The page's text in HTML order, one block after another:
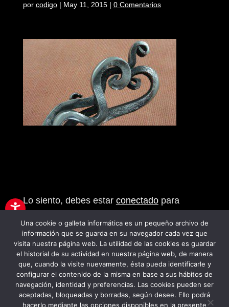
por codigo| May 11, 2015| 0 Comentarios
Lo siento, debes estar conectadopara
PROGRAMA KIT DIGITAL FINANCIADO
Una cookie o galleta informática es un pequeño archivo de
información que se guarda en su navegador cada vez que
visita nuestra página web. La utilidad de las cookies es guardar
el historial de su actividad en nuestra página web, de manera
que, cuando la visite nuevamente, ésta pueda identificarle y
configurar el contenido de la misma en base a sus hábitos de
navegación, identidad y preferencias. Las cookies pueden ser
aceptadas, bloqueadas y borradas, según desee. Ello podrá
hacerlo mediante las opciones disponibles en la presente